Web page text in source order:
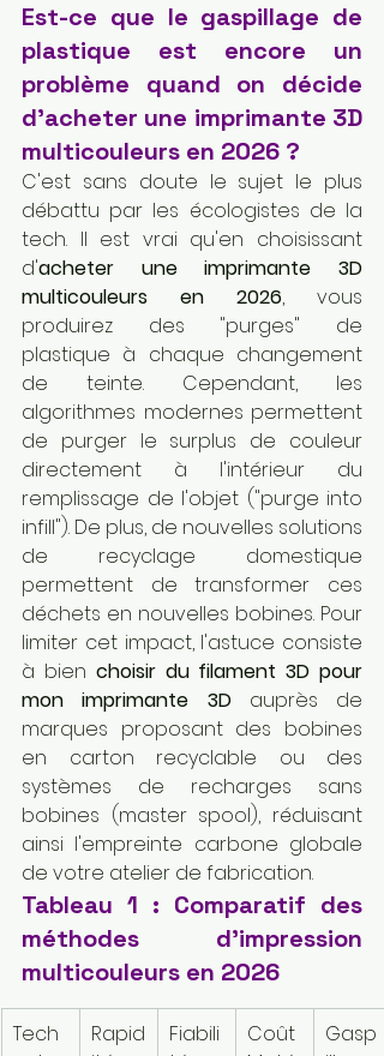
Est-ce que le gaspillage de
plastique est encore un
problème quand on décide
d'acheter une imprimante 3D
multicouleurs en 2026 ?
C'est sans doute le sujet le plus
débattu par les écologistes de la
tech. Il est vrai qu'en choisissant
d'acheter une imprimante 3D
multicouleurs en 2026, vous
produirez des "purges" de
plastique à chaque changement
de teinte. Cependant, les
algorithmes modernes permettent
de purger le surplus de couleur
directement à l'intérieur du
remplissage de l'objet ("purge into
infill"). De plus, de nouvelles solutions
de recyclage domestique
permettent de transformer ces
déchets en nouvelles bobines. Pour
limiter cet impact, l'astuce consiste
à bien choisir du filament 3D pour
mon imprimante 3D auprès de
marques proposant des bobines
en carton recyclable ou des
systèmes de recharges sans
bobines (master spool), réduisant
ainsi l'empreinte carbone globale
de votre atelier de fabrication.
Tableau 1 : Comparatif des
méthodes d'impression
multicouleurs en 2026
Tech
Rapid
Fiabili
Coût
Gasp